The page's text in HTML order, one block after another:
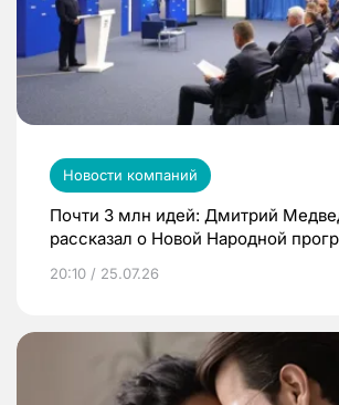
Новости компаний
Почти 3 млн идей: Дмитрий
рассказал о Новой Народной
20:10 / 25.07.26